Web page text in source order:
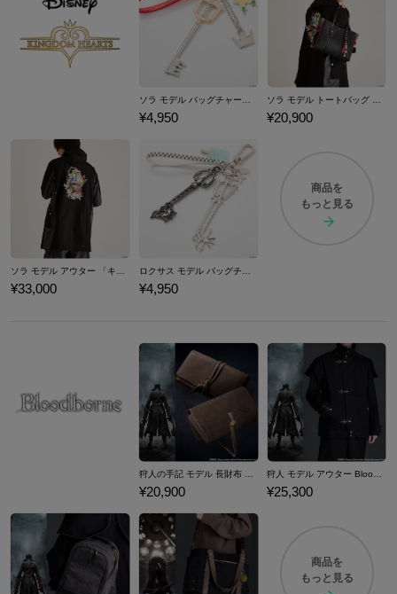
¥4,950 ¥20,900
¥33,000 ¥4,950
商品を
もっと見る
¥20,900 ¥25,300
商品を
もっと見る